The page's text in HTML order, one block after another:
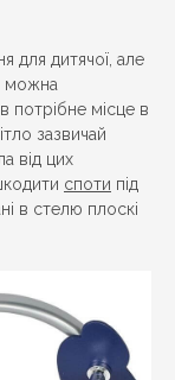
для дитячої, але
можна
потрібне місце в
зазвичай
від цих
споти під
в стелю плоскі